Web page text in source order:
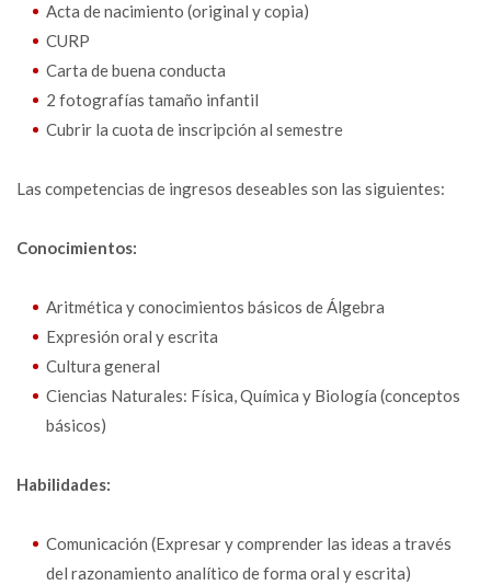
Acta de nacimiento (original y copia)
CURP
Carta de buena conducta
2 fotografías tamaño infantil
Cubrir la cuota de inscripción al semestre
Las competencias de ingresos deseables son las siguientes:
Conocimientos:
Aritmética y conocimientos básicos de Álgebra
Expresión oral y escrita
Cultura general
Ciencias Naturales: Física, Química y Biología (conceptos
básicos)
Habilidades:
Comunicación (Expresar y comprender las ideas a través
del razonamiento analítico de forma oral y escrita)